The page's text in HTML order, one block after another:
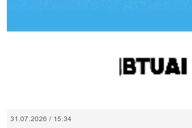
31.07.2026 / 15:34